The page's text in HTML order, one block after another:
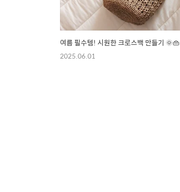
여름 필수템! 시원한 크로스백 만들기 🌞👜
2025.06.01